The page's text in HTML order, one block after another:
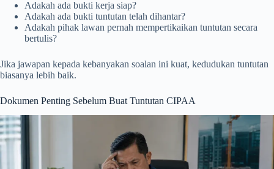
Adakah ada bukti kerja siap?
Adakah ada bukti tuntutan telah dihantar?
Adakah pihak lawan pernah mempertikaikan tuntutan secara
bertulis?
Jika jawapan kepada kebanyakan soalan ini kuat, kedudukan tuntutan
biasanya lebih baik.
Dokumen Penting Sebelum Buat Tuntutan CIPAA